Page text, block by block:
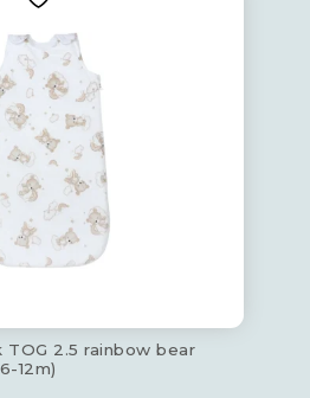
TOG 2.5 rainbow bear
12m)